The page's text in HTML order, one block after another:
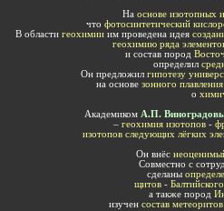
На основе изотопных
что фотосинтетический
В области геохимии им проведена идея
геохимию ряда
и состав пород
определил
Он предложил гипотезу
на основе зонного
о
Академиком А.П.
– геохимия изотопов -
изотопов следующих лёгких
Он внёс
Совместно с
сделаны
щитов- Балтийского
а также пород
изучен состав метеоритов